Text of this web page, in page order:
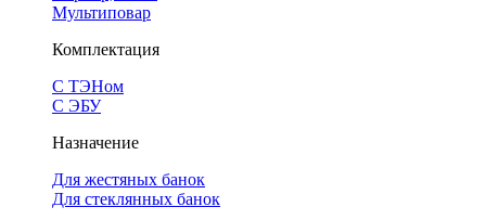
Мультиповар
Комплектация
С ТЭНом
С ЭБУ
Назначение
Для жестяных банок
Для стеклянных банок